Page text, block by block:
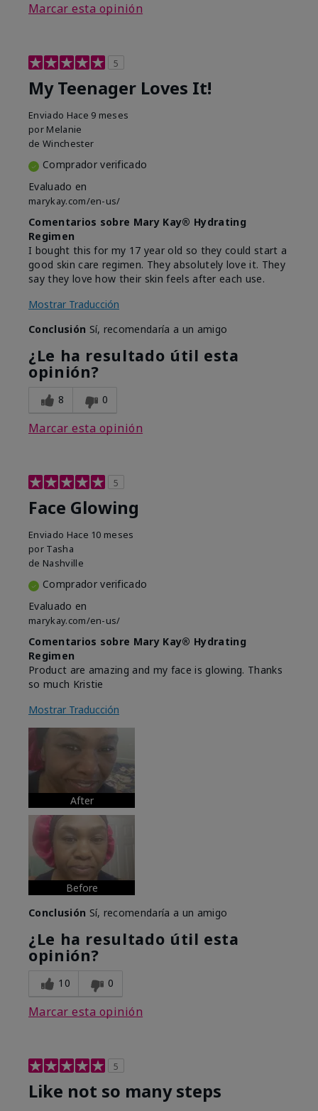
Marcar esta opinión
5
My Teenager Loves It!
Enviado Hace 9 meses
por Melanie
de Winchester
Comprador verificado
Evaluado en
marykay.com/en-us/
Comentarios sobre Mary Kay® Hydrating
Regimen
I bought this for my 17 year old so they could start a
good skin care regimen. They absolutely love it. They
say they love how their skin feels after each use.
Mostrar Traducción
Conclusión Sí, recomendaría a un amigo
¿Le ha resultado útil esta
opinión?
8 0
Marcar esta opinión
5
Face Glowing
Enviado Hace 10 meses
por Tasha
de Nashville
Comprador verificado
Evaluado en
marykay.com/en-us/
Comentarios sobre Mary Kay® Hydrating
Regimen
Product are amazing and my face is glowing. Thanks
so much Kristie
Mostrar Traducción
After
Before
Conclusión Sí, recomendaría a un amigo
¿Le ha resultado útil esta
opinión?
10 0
Marcar esta opinión
5
Like not so many steps